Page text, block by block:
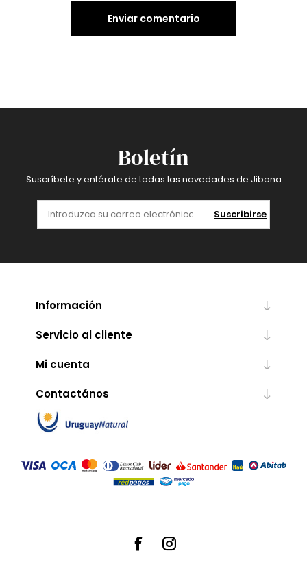
Enviar comentario
Boletín
Suscríbete y entérate de todas las novedades de Jibona
Suscribirse
Información
Servicio al cliente
Mi cuenta
Contactános